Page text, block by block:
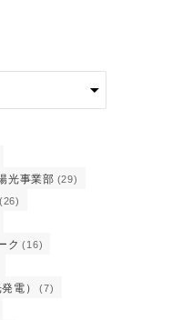
光事業部 (29)
(26)
ク (16)
電） (7)